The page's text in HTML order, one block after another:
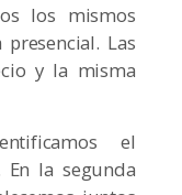
los mismos
Las
y la misma
el
la segunda